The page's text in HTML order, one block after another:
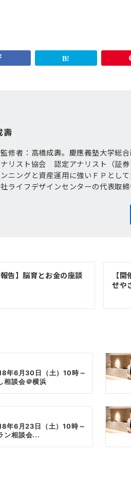
壽
修者：高橋成壽。慶應義塾大学総
リスト協会 認定アナリスト（証
ニングと資産運用に強いＦＰとし
ライフデザインセンターの代表取
告】脳育とお金の座談
【
せや
年6月30日（土）10時～
談会＠横浜
年6月23日（土）10時～
ン相談会...